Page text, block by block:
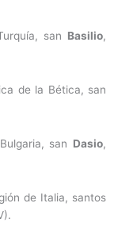
san Basilio,
de la Bética, san
san Dasio,
de Italia, santos